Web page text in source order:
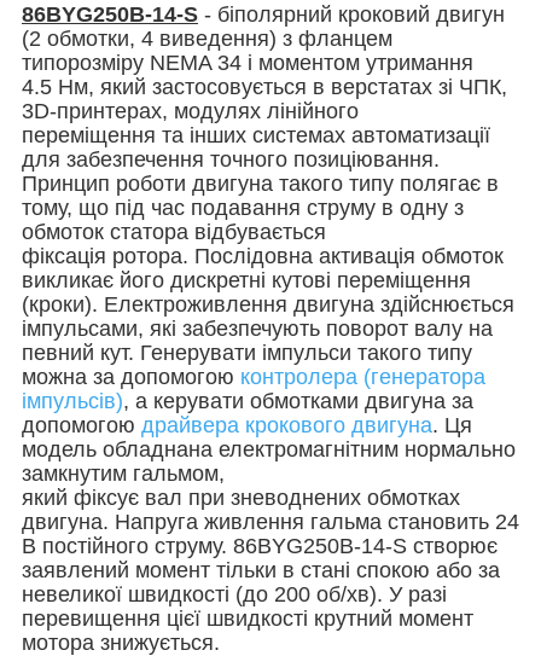
86BYG250B-14-S - біполярний кроковий двигун
(2 обмотки, 4 виведення) з фланцем
типорозміру NEMA 34 і моментом утримання
4.5 Нм, який застосовується в верстатах зі ЧПК,
3D-принтерах, модулях лінійного
переміщення та інших системах автоматизації
для забезпечення точного позиціювання.
Принцип роботи двигуна такого типу полягає в
тому, що під час подавання струму в одну з
обмоток статора відбувається
фіксація ротора. Послідовна активація обмоток
викликає його дискретні кутові переміщення
(кроки). Електроживлення двигуна здійснюється
імпульсами, які забезпечують поворот валу на
певний кут. Генерувати імпульси такого типу
можна за допомогою контролера (генератора
імпульсів), а керувати обмотками двигуна за
допомогою драйвера крокового двигуна. Ця
модель обладнана електромагнітним нормально
замкнутим гальмом,
який фіксує вал при зневоднених обмотках
двигуна. Напруга живлення гальма становить 24
В постійного струму. 86BYG250B-14-S створює
заявлений момент тільки в стані спокою або за
невеликої швидкості (до 200 об/хв). У разі
перевищення цієї швидкості крутний момент
мотора знижується.